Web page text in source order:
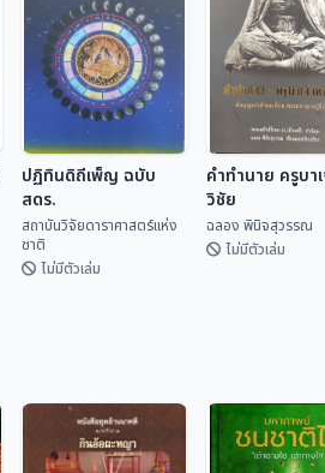
ปฏิทินดิถีเพ็ญ ฉบับ
สดร.
สถาบันวิจัยดาราศาสตร์แห่ง
ชาติ
ไม่มีตัวเล่ม
คำทำนาย ครูบา
วิชัย
ฉลอง พินิจสุวรรณ
ไม่มีตัวเล่ม